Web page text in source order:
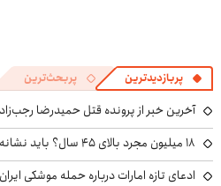
پربازدیدترین پربحث‌ترین
آخرین خبر از پرونده قتل حمیدرضا
۱۸ میلیون مجرد بالای ۴۵ سال؟ باید نشانه‌های بحران اجتماعی را جدی گرفت
ادعای تازه امارات درباره حمله موشکی ایران